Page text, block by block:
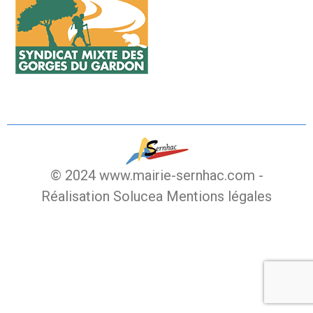
© 2024 www.mairie-sernhac.com -
Réalisation Solucea Mentions légales